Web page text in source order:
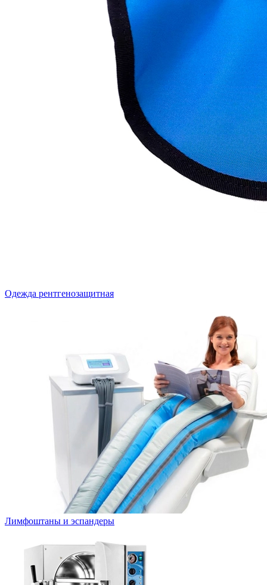
Одежда рентгенозащитная
Лимфоштаны и эспандеры